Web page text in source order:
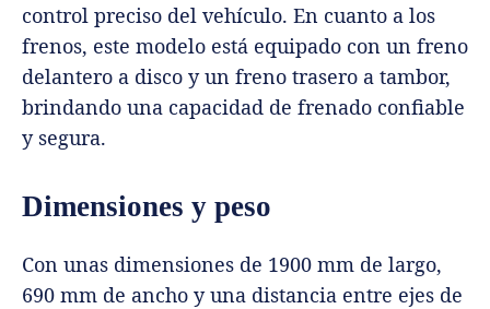
control preciso del vehículo. En cuanto a los
frenos, este modelo está equipado con un freno
delantero a disco y un freno trasero a tambor,
brindando una capacidad de frenado confiable
y segura.
Dimensiones y peso
Con unas dimensiones de 1900 mm de largo,
690 mm de ancho y una distancia entre ejes de